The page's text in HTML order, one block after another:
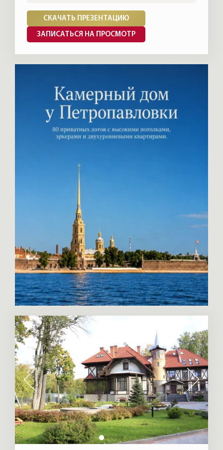
СКАЧАТЬ ПРЕЗЕНТАЦИЮ
ЗАПИСАТЬСЯ НА ПРОСМОТР